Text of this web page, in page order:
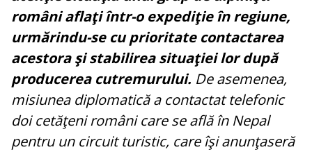
români aflaţi într-o expediţie în regiune,
urmărindu-se cu prioritate contactarea
acestora şi stabilirea situaţiei lor după
producerea cutremurului. De asemenea,
misiunea diplomatică a contactat telefonic
doi cetăţeni români care se află în Nepal
pentru un circuit turistic, care îşi anunţaseră